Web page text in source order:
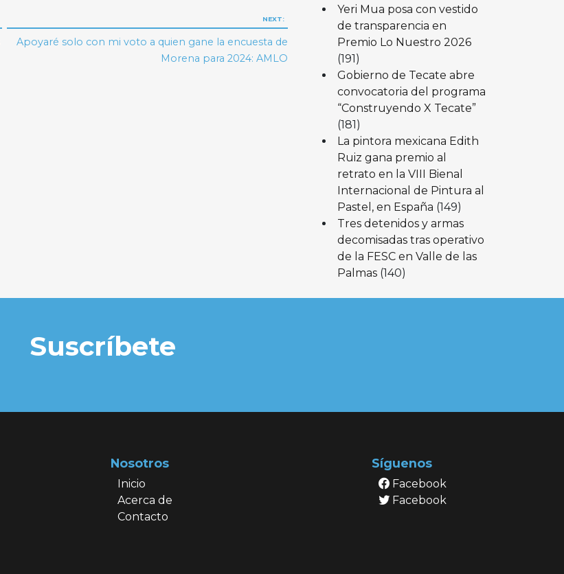
NEXT:
Apoyaré solo con mi voto a quien gane la encuesta de
Morena para 2024: AMLO
Yeri Mua posa con vestido
de transparencia en
Premio Lo Nuestro 2026
(191)
Gobierno de Tecate abre
convocatoria del programa
“Construyendo X Tecate”
(181)
La pintora mexicana Edith
Ruiz gana premio al
retrato en la VIII Bienal
Internacional de Pintura al
Pastel, en España (149)
Tres detenidos y armas
decomisadas tras operativo
de la FESC en Valle de las
Palmas (140)
Suscríbete
Nosotros
Inicio
Acerca de
Contacto
Síguenos
Facebook
Facebook